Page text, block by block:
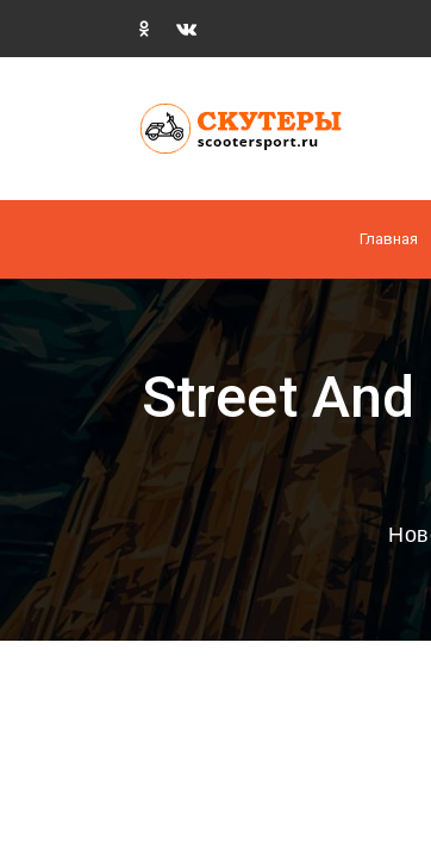
Главная
Street And